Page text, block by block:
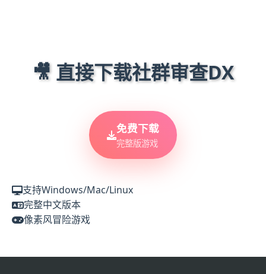
🎥 直接下载社群审查DX
免费下载
完整版游戏
支持Windows/Mac/Linux
完整中文版本
像素风冒险游戏